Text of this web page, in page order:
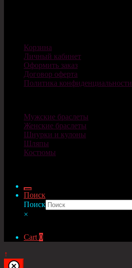
Корзина
Личный кабинет
Оформить заказ
Договор оферта
Политика конфиденциальности
Мужские браслеты
Женские браслеты
Шнурки и кулоны
Шляпы
Костюмы
Поиск
Поиск
×
Cart 0
↑